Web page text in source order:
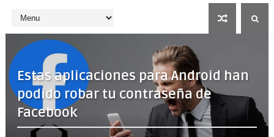
Estas aplicaciones para Android han
podido robar tu contraseña de
Facebook